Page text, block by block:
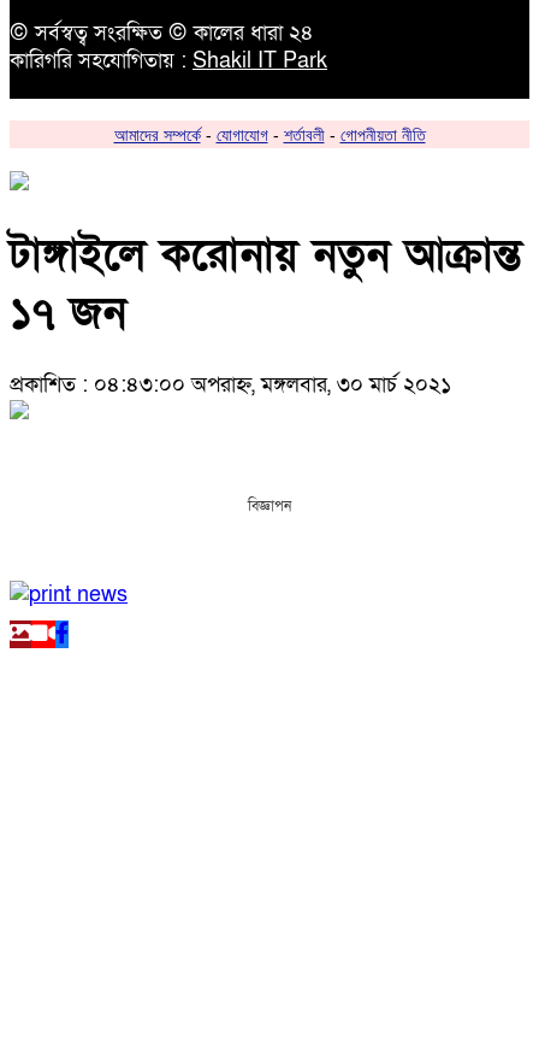
© সর্বস্বত্ব সংরক্ষিত © কালের ধারা ২৪
কারিগরি সহযোগিতায় : Shakil IT Park
আমাদের সম্পর্কে- যোগাযোগ- শর্তাবলী- গোপনীয়তা নীতি
টাঙ্গাইলে করোনায় নতুন আক্রান্ত
১৭ জন
প্রকাশিত : ০৪:৪৩:০০ অপরাহ্ন, মঙ্গলবার, ৩০ মার্চ ২০২১
বিজ্ঞাপন